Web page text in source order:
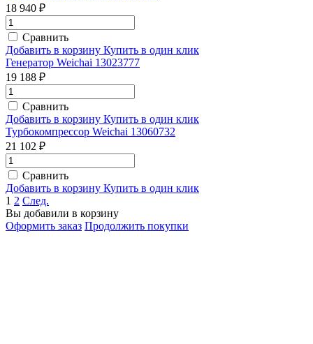
18 940 ₽
Сравнить
Добавить в корзину Купить в один клик
Генератор Weichai 13023777
19 188 ₽
Сравнить
Добавить в корзину Купить в один клик
Турбокомпрессор Weichai 13060732
21 102 ₽
Сравнить
Добавить в корзину Купить в один клик
1 2 След.
Вы добавили в корзину
Оформить заказ Продолжить покупки